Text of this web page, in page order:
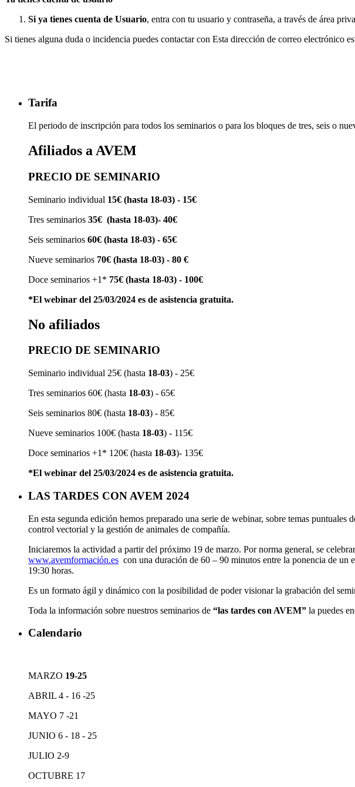
Si ya tienes cuenta de Usuario, entra con tu usuario y contraseña, a través de área
Si tienes alguna duda o incidencia puedes contactar con Esta dirección de correo electrónico
Tarifa
El periodo de inscripción para todos los seminarios o para los bloques de tres, seis o
Afiliados a AVEM
PRECIO DE SEMINARIO
Seminario individual 15€ (hasta 18-03) - 15€
Tres seminarios 35€ (hasta 18-03)- 40€
Seis seminarios 60€ (hasta 18-03) - 65€
Nueve seminarios 70€ (hasta 18-03) - 80 €
Doce seminarios +1* 75€ (hasta 18-03) - 100€
*El webinar del 25/03/2024 es de asistencia gratuita.
No afiliados
PRECIO DE SEMINARIO
Seminario individual 25€ (hasta 18-03) - 25€
Tres seminarios 60€ (hasta 18-03) - 65€
Seis seminarios 80€ (hasta 18-03) - 85€
Nueve seminarios 100€ (hasta 18-03) - 115€
Doce seminarios +1* 120€ (hasta 18-03)- 135€
*El webinar del 25/03/2024 es de asistencia gratuita.
LAS TARDES CON AVEM 2024
En esta segunda edición hemos preparado una serie de webinar, sobre temas
control vectorial y la gestión de animales de compañía.
Iniciaremos la actividad a partir del próximo 19 de marzo. Por norma general, se
www.avemformación.es con una duración de 60 – 90 minutos entre la ponencia de
19:30 horas.
Es un formato ágil y dinámico con la posibilidad de poder visionar la grabación del
Toda la información sobre nuestros seminarios de “las tardes con AVEM” la puedes
Calendario
MARZO 19-25
ABRIL 4 - 16 -25
MAYO 7 -21
JUNIO 6 - 18 - 25
JULIO 2-9
OCTUBRE 17